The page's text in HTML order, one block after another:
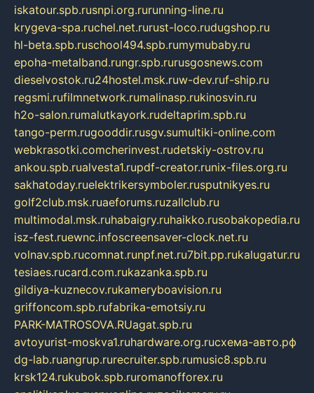
iskatour.spb.rusnpi.org.rurunning-line.ru
krygeva-spa.ruchel.net.rurust-loco.rudugshop.ru
hl-beta.spb.ruschool494.spb.rumymubaby.ru
epoha-metalband.rungr.spb.rurusgosnews.com
dieselvostok.ru24hostel.msk.ruw-dev.ruf-ship.ru
regsmi.rufilmnetwork.rumalinasp.rukinosvin.ru
h2o-salon.rumalutkayork.rudeltaprim.spb.ru
tango-perm.rugooddir.rusgv.sumultiki-online.com
webkrasotki.comcherinvest.rudetskiy-ostrov.ru
ankou.spb.rualvesta1.rupdf-creator.runix-files.org.ru
sakhatoday.ruelektrikersymboler.rusputnikyes.ru
golf2club.msk.ruaeforums.ruzallclub.ru
multimodal.msk.ruhabaigry.ruhaikko.rusobakopedia.ru
isz-fest.ruewnc.infoscreensaver-clock.net.ru
volnav.spb.rucomnat.runpf.net.ru7bit.pp.rukalugatur.ru
tesiaes.rucard.com.rukazanka.spb.ru
gildiya-kuznecov.rukameryboavision.ru
griffoncom.spb.rufabrika-emotsiy.ru
PARK-MATROSOVA.RUagat.spb.ru
avtoyurist-moskva1.ruhardware.org.ruсхема-авто.рф
dg-lab.ruangrup.rurecruiter.spb.rumusic8.spb.ru
krsk124.rukubok.spb.ruromanofforex.ru